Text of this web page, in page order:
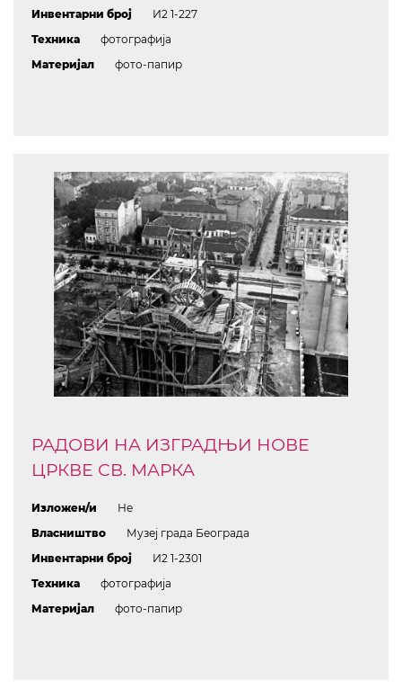
Инвентарни број
И2 1-227
Техника
фотографија
Материјал
фото-папир
РАДОВИ НА ИЗГРАДЊИ НОВЕ
ЦРКВЕ СВ. МАРКА
Изложен/и
Не
Власништво
Музеј града Београда
Инвентарни број
И2 1-2301
Техника
фотографија
Материјал
фото-папир